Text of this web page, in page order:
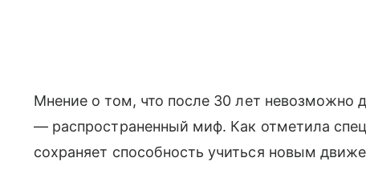
Мнение о том, что после 30 лет невозможно
— распространенный миф. Как отметила
сохраняет способность учиться новым